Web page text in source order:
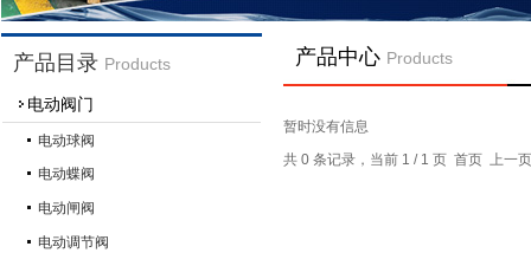
产品目录 Products
电动阀门
电动球阀
电动蝶阀
电动闸阀
电动调节阀
产品中心 Products
暂时没有信息
共 0 条记录，当前 1 / 1 页 首页 上一